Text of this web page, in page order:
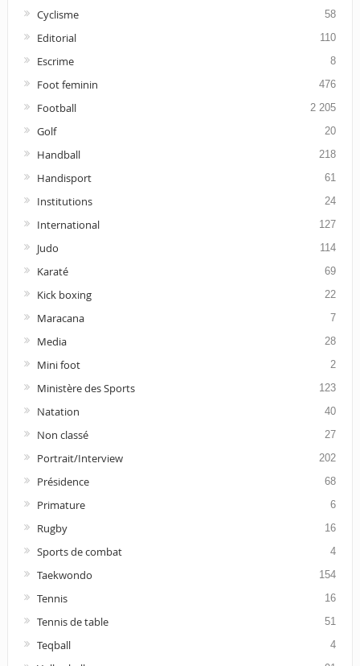
Cyclisme 58
Editorial 110
Escrime 8
Foot feminin 476
Football 2 205
Golf 20
Handball 218
Handisport 61
Institutions 24
International 127
Judo 114
Karaté 69
Kick boxing 22
Maracana 7
Media 28
Mini foot 2
Ministère des Sports 123
Natation 40
Non classé 27
Portrait/Interview 202
Présidence 68
Primature 6
Rugby 16
Sports de combat 4
Taekwondo 154
Tennis 16
Tennis de table 51
Teqball 4